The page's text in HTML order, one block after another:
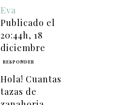
Eva
Publicado el
20:44h, 18
diciembre
RESPONDER
Hola! Cuantas
tazas de